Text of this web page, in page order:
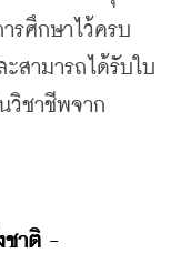
รศึกษาไว้ครบ
สามารถได้รับใบ
วิชาชีพจาก
ชาติ -